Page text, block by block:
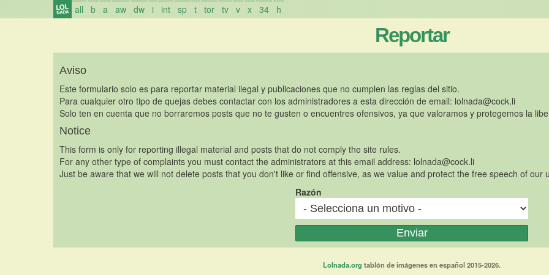
all b a aw dw i int sp t tor tv v x 34 h
Reportar
Aviso
Este formulario solo es para reportar material ilegal y publicaciones que no cumplen las reglas del sitio.
Para cualquier otro tipo de quejas debes contactar con los administradores a esta dirección de email: lolnada@cock.li
Solo ten en cuenta que no borraremos posts que no te gusten o encuentres ofensivos, ya que valoramos y protegemos la
Notice
This form is only for reporting illegal material and posts that do not comply the site rules.
For any other type of complaints you must contact the administrators at this email address: lolnada@cock.li
Just be aware that we will not delete posts that you don't like or find offensive, as we value and protect the free speech of our
Razón
Lolnada.org tablón de imágenes en español 2015-2026.